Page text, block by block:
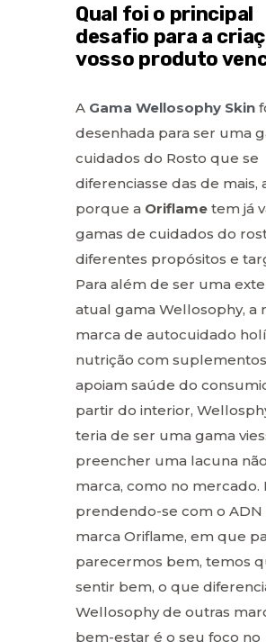
Qual foi o principal
desafio para a
vosso produto
A Gama Wellosophy Skin
desenhada para ser uma
cuidados do Rosto que se
diferenciasse das de mais,
porque a Oriflame tem já
gamas de cuidados do
diferentes propósitos e
Para além de ser uma
atual gama Wellosophy, a
marca de autocuidado
nutrição com
apoiam saúde do
partir do interior,
teria de ser uma gama
preencher uma lacuna
marca, como no mercado.
prendendo-se com o ADN
marca Oriflame, em que
parecermos bem, temos
sentir bem, o que
Wellosophy de outras
bem-estar é o seu foco no